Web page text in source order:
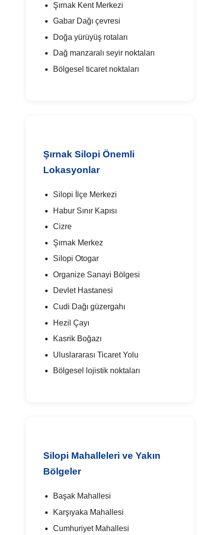
Şırnak Kent Merkezi
Gabar Dağı çevresi
Doğa yürüyüş rotaları
Dağ manzaralı seyir noktaları
Bölgesel ticaret noktaları
Şırnak Silopi Önemli
Lokasyonlar
Silopi İlçe Merkezi
Habur Sınır Kapısı
Cizre
Şırnak Merkez
Silopi Otogar
Organize Sanayi Bölgesi
Devlet Hastanesi
Cudi Dağı güzergahı
Hezil Çayı
Kasrik Boğazı
Uluslararası Ticaret Yolu
Bölgesel lojistik noktaları
Silopi Mahalleleri ve Yakın
Bölgeler
Başak Mahallesi
Karşıyaka Mahallesi
Cumhuriyet Mahallesi